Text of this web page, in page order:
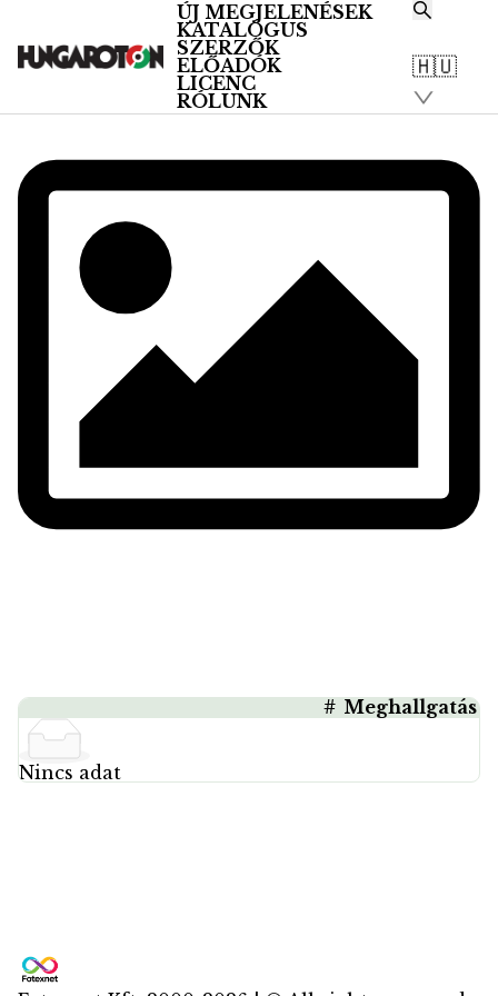
ÚJ MEGJELENÉSEK
KATALÓGUS
SZERZŐK
ELŐADÓK
LICENC
RÓLUNK
🇭🇺
Katalógus
# Meghallgatás
Nincs adat